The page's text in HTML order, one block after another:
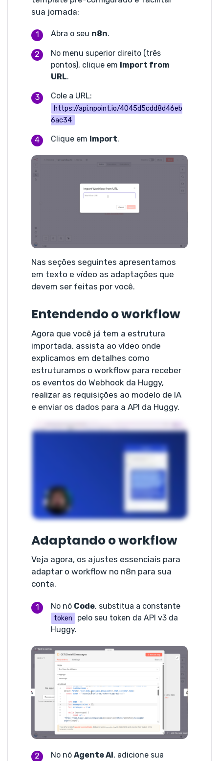
sua jornada:
Abra o seu n8n.
No menu superior direito (três
pontos), clique em Import from
URL.
Cole a URL:
https://api.npoint.io/4045d5cdd8d46eb
6ac34
Clique em Import.
Nas seções seguintes apresentamos
em texto e vídeo as adaptações que
devem ser feitas por você.
Entendendo o workflow
Agora que você já tem a estrutura
importada, assista ao vídeo onde
explicamos em detalhes como
estruturamos o workflow para receber
os eventos do Webhook da Huggy,
realizar as requisições ao modelo de IA
e enviar os dados para a API da Huggy.
Adaptando o workflow
Veja agora, os ajustes essenciais para
adaptar o workflow no n8n para sua
conta.
No nó Code, substitua a constante
token
pelo seu token da API v3 da
Huggy.
No nó Agente AI, adicione sua